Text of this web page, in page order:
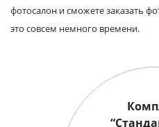
фотосалон и сможете заказать
это совсем немного времени.